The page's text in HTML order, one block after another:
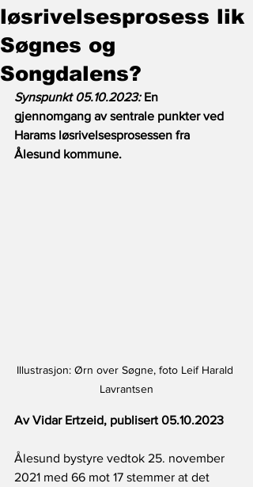
løsrivelsesprosess lik
Søgnes og
Songdalens?
Synspunkt 05.10.2023: En
gjennomgang av sentrale punkter ved
Harams løsrivelsesprosessen fra
Ålesund kommune.
Illustrasjon: Ørn over Søgne, foto Leif Harald
Lavrantsen
Av Vidar Ertzeid, publisert 05.10.2023
Ålesund bystyre vedtok 25. november
2021 med 66 mot 17 stemmer at det